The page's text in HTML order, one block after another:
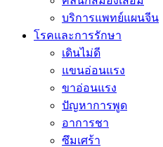
บริการแพทย์แผนจีน
โรคและการรักษา
เดินไม่ดี
แขนอ่อนแรง
ขาอ่อนแรง
ปัญหาการพูด
อาการชา
ซึมเศร้า